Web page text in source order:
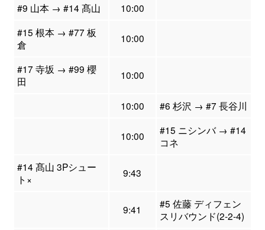
#9 山本 → #14 髙山
10:00
#15 根本 → #77 板
倉
10:00
#17 寺坂 → #99 櫻
田
10:00
10:00 #6 杉沢 → #7 長谷川
10:00
#15 ニシンバ → #14
コネ
#14 髙山 3Pシュー
ト×
9:43
9:41
#5 佐藤 ディフェン
スリバウンド(2-2-4)